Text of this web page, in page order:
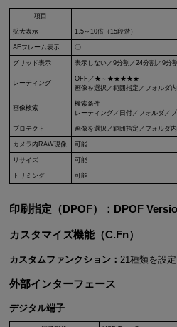
項目
拡大表示 1.5～10倍（15段階）
AFフレーム表示 〇
グリッド表示 表示しない／9分割／24分割／9分
レーティング
OFF／★～★★★★★
画像を選択／範囲指定／フォルダ
画像検索
検索条件
レーティング／日付／フォルダ／
プロテクト 画像を選択／範囲指定／フォルダ
カメラ内RAW現像 可能
リサイズ 可能
トリミング 可能
印刷指定（DPOF）：DPOF
カスタマイズ機能（C.Fn）
カスタムファンクション： 21種類を設
外部インターフェース
デジタル端子